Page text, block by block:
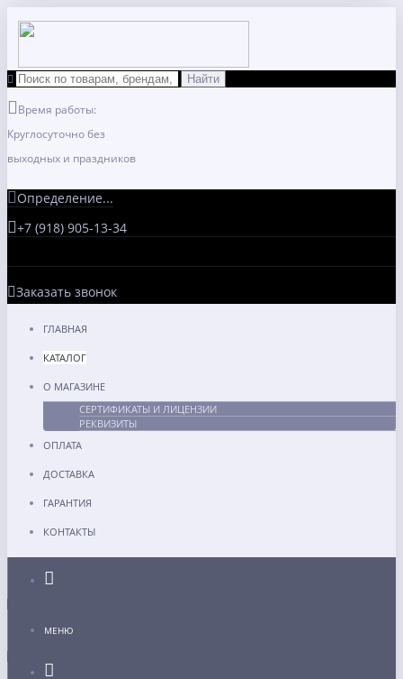
Время работы:
Круглосуточно без
выходных и праздников
Определение...
+7 (918) 905-13-34
Заказать звонок
ГЛАВНАЯ
КАТАЛОГ
О МАГАЗИНЕ
СЕРТИФИКАТЫ И ЛИЦЕНЗИИ
РЕКВИЗИТЫ
ОПЛАТА
ДОСТАВКА
ГАРАНТИЯ
КОНТАКТЫ
МЕНЮ